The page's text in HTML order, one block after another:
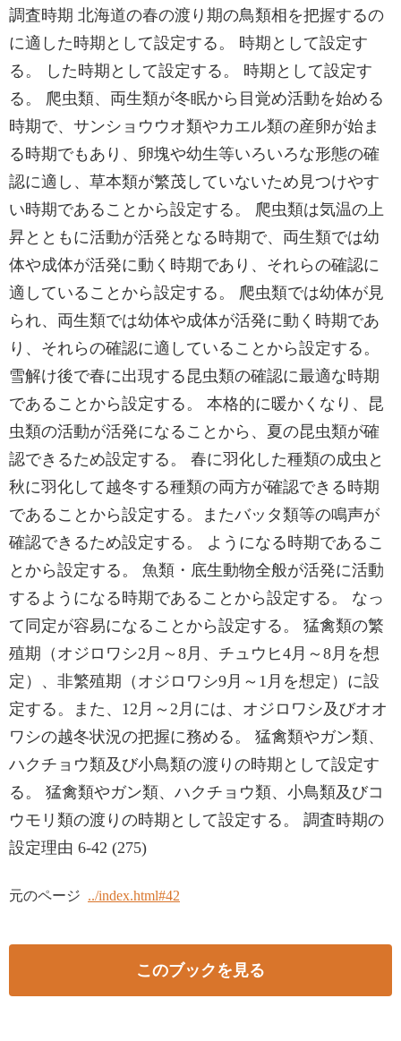
調査時期 北海道の春の渡り期の鳥類相を把握するの
に適した時期として設定する。 時期として設定す
る。 した時期として設定する。 時期として設定す
る。 爬虫類、両生類が冬眠から目覚め活動を始める
時期で、サンショウウオ類やカエル類の産卵が始ま
る時期でもあり、卵塊や幼生等いろいろな形態の確
認に適し、草本類が繁茂していないため見つけやす
い時期であることから設定する。 爬虫類は気温の上
昇とともに活動が活発となる時期で、両生類では幼
体や成体が活発に動く時期であり、それらの確認に
適していることから設定する。 爬虫類では幼体が見
られ、両生類では幼体や成体が活発に動く時期であ
り、それらの確認に適していることから設定する。
雪解け後で春に出現する昆虫類の確認に最適な時期
であることから設定する。 本格的に暖かくなり、昆
虫類の活動が活発になることから、夏の昆虫類が確
認できるため設定する。 春に羽化した種類の成虫と
秋に羽化して越冬する種類の両方が確認できる時期
であることから設定する。またバッタ類等の鳴声が
確認できるため設定する。 ようになる時期であるこ
とから設定する。 魚類・底生動物全般が活発に活動
するようになる時期であることから設定する。 なっ
て同定が容易になることから設定する。 猛禽類の繁
殖期（オジロワシ2月～8月、チュウヒ4月～8月を想
定）、非繁殖期（オジロワシ9月～1月を想定）に設
定する。また、12月～2月には、オジロワシ及びオオ
ワシの越冬状況の把握に務める。 猛禽類やガン類、
ハクチョウ類及び小鳥類の渡りの時期として設定す
る。 猛禽類やガン類、ハクチョウ類、小鳥類及びコ
ウモリ類の渡りの時期として設定する。 調査時期の
設定理由 6-42 (275)
元のページ ../index.html#42
このブックを見る